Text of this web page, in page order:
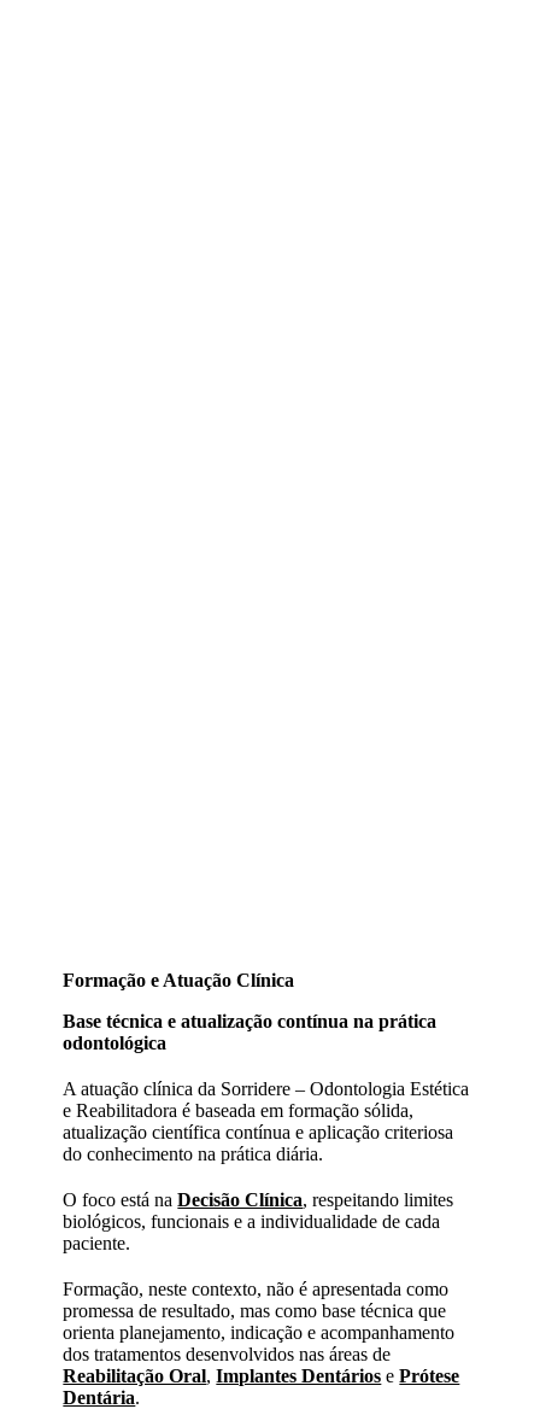
Formação e Atuação Clínica
Base técnica e atualização contínua na prática
odontológica
A atuação clínica da Sorridere – Odontologia Estética
e Reabilitadora é baseada em formação sólida,
atualização científica contínua e aplicação criteriosa
do conhecimento na prática diária.
O foco está naDecisão Clínica, respeitando limites
biológicos, funcionais e a individualidade de cada
paciente.
Formação, neste contexto, não é apresentada como
promessa de resultado, mas como base técnica que
orienta planejamento, indicação e acompanhamento
dos tratamentos desenvolvidos nas áreas de
Reabilitação Oral,Implantes Dentários ePrótese
Dentária.